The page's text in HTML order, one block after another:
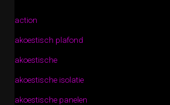
action
akoestisch plafond
akoestische
akoestische isolatie
akoestische panelen